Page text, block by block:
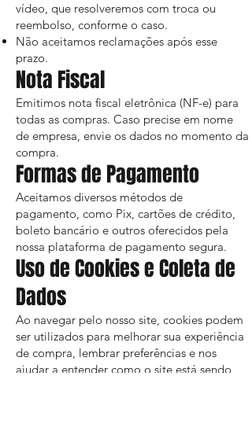
vídeo, que resolveremos com troca ou
reembolso, conforme o caso.
Não aceitamos reclamações após esse
prazo.
Nota Fiscal
Emitimos nota fiscal eletrônica (NF-e) para
todas as compras. Caso precise em nome
de empresa, envie os dados no momento da
compra.
Formas de Pagamento
Aceitamos diversos métodos de
pagamento, como Pix, cartões de crédito,
boleto bancário e outros oferecidos pela
nossa plataforma de pagamento segura.
Uso de Cookies e Coleta de
Dados
Ao navegar pelo nosso site, cookies podem
ser utilizados para melhorar sua experiência
de compra, lembrar preferências e nos
ajudar a entender como o site está sendo